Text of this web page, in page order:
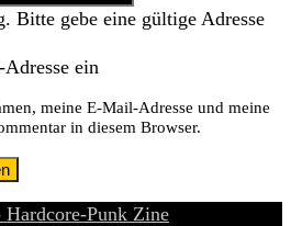
Bitte gebe eine gültige Adresse
ein
meine E-Mail-Adresse und meine
in diesem Browser.